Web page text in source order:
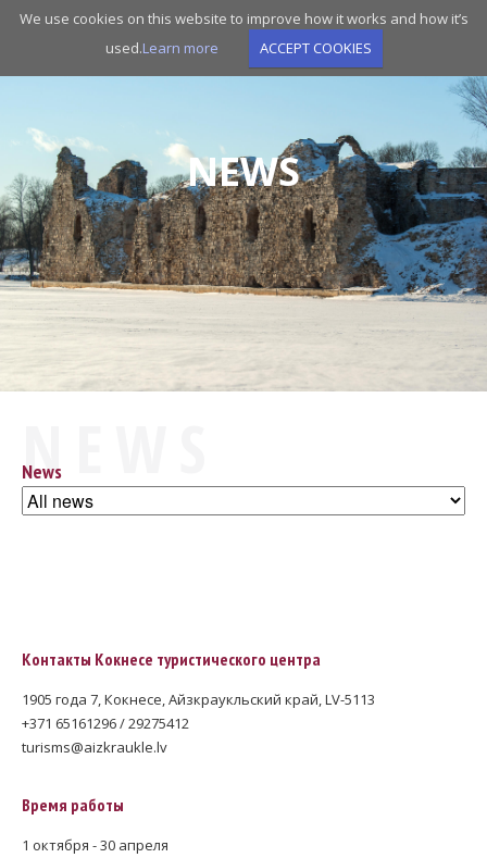
We use cookies on this website to improve how it works and how it’s
used.Learn more ACCEPT COOKIES
Skip
NEWS
NEWS
News
Контакты Кокнесе туристического центра
1905 года 7, Кокнесе, Айзкраукльский край, LV-5113
+371 65161296 / 29275412
turisms@aizkraukle.lv
Время работы
1 октября - 30 апреля